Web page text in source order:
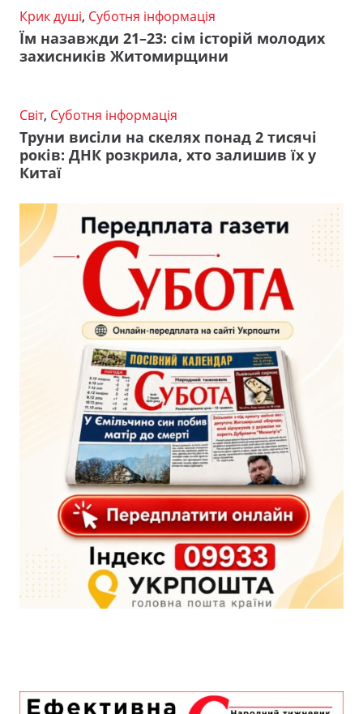
Крик душі, Суботня інформація
Їм назавжди 21–23: сім історій молодих
захисників Житомирщини
Світ, Суботня інформація
Труни висіли на скелях понад 2 тисячі
років: ДНК розкрила, хто залишив їх у
Китаї